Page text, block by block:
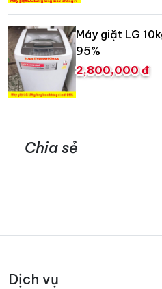
Máy giặt LG
95%
2,800,000 đ
Chia sẻ
Dịch vụ